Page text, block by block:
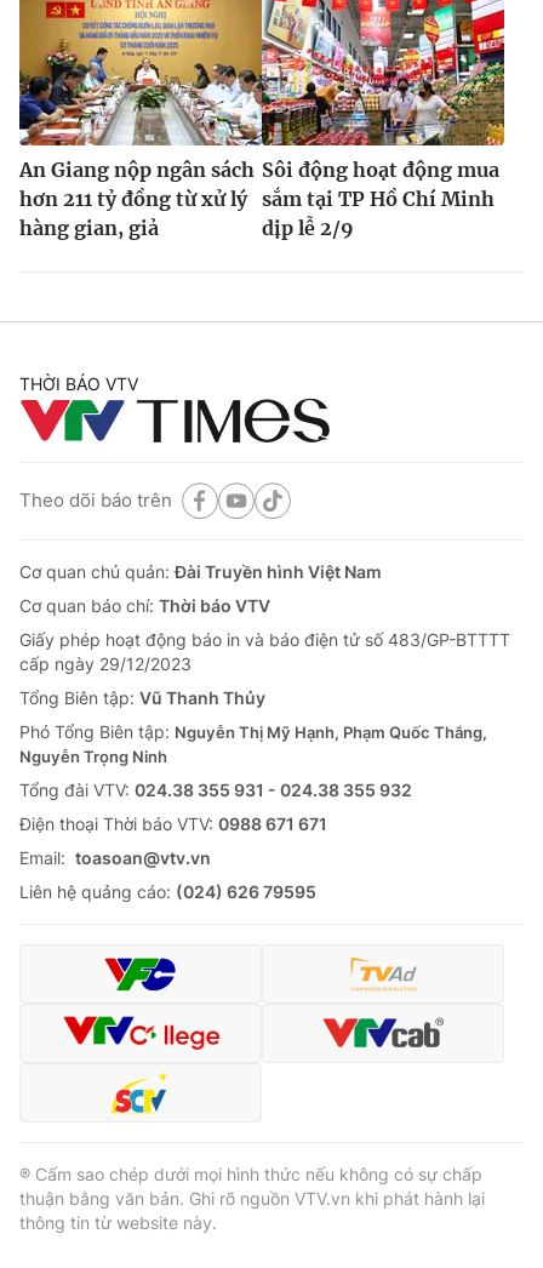
An Giang nộp ngân sách
hơn 211 tỷ đồng từ xử lý
hàng gian, giả
Sôi động hoạt động mua
sắm tại TP Hồ Chí Minh
dịp lễ 2/9
THỜI BÁO VTV
Theo dõi báo trên
Cơ quan chủ quản:Đài Truyền hình Việt Nam
Cơ quan báo chí: Thời báo VTV
Giấy phép hoạt động báo in và báo điện tử số 483/GP-BTTTT
cấp ngày 29/12/2023
Tổng Biên tập: Vũ Thanh Thủy
Phó Tổng Biên tập: Nguyễn Thị Mỹ Hạnh, Phạm Quốc Thắng,
Nguyễn Trọng Ninh
Tổng đài VTV: 024.38 355 931 - 024.38 355 932
Ðiện thoại Thời báo VTV: 0988 671 671
Email: toasoan@vtv.vn
Liên hệ quảng cáo: (024) 626 79595
® Cấm sao chép dưới mọi hình thức nếu không có sự chấp
thuận bằng văn bản. Ghi rõ nguồn VTV.vn khi phát hành lại
thông tin từ website này.